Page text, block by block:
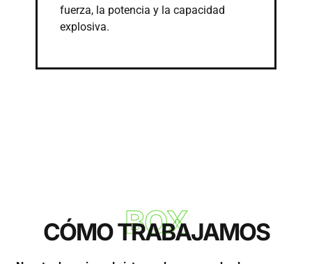
fuerza, la potencia y la capacidad
explosiva.
BOX
CÓMO TRABAJAMOS